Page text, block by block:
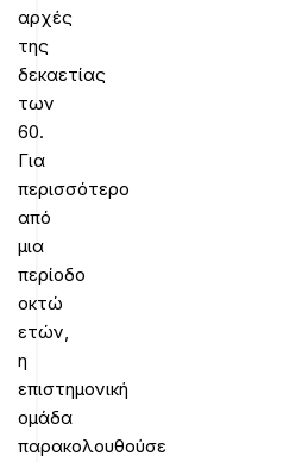
αρχές
της
δεκαετίας
των
60.
Για
περισσότερο
από
μια
περίοδο
οκτώ
ετών,
η
επιστημονική
ομάδα
παρακολουθούσε